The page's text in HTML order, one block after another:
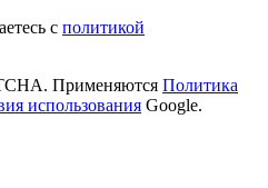
с политикой
Применяются Политика
использования Google.